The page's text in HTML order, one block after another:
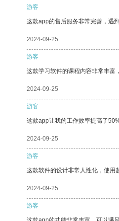
游客
这款app的售后服务非常完善，遇
2024-09-25
游客
这款学习软件的课程内容非常丰富
2024-09-25
游客
这款app让我的工作效率提高了
2024-09-25
游客
这款软件的设计非常人性化，使用
2024-09-25
游客